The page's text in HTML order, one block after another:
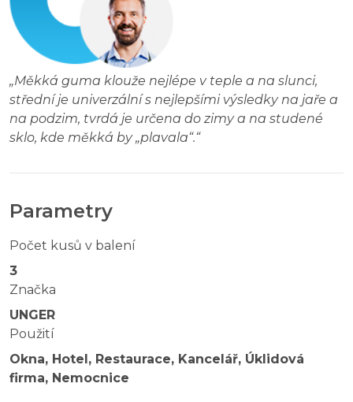
„Měkká guma klouže nejlépe v teple a na slunci,
střední je univerzální s nejlepšími výsledky na jaře a
na podzim, tvrdá je určena do zimy a na studené
sklo, kde měkká by „plavala“.“
Parametry
Počet kusů v balení
3
Značka
UNGER
Použití
Okna, Hotel, Restaurace, Kancelář, Úklidová
firma, Nemocnice